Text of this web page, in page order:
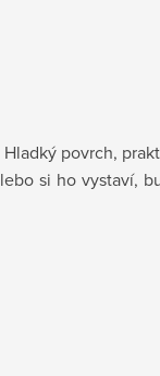
povrch,
si ho vystaví,